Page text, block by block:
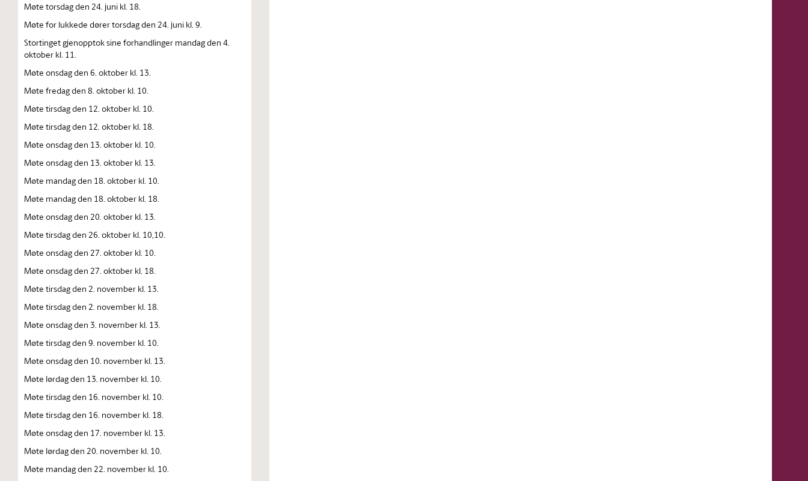
Møte torsdag den 24. juni kl. 18.
Møte for lukkede dører torsdag den 24. juni kl. 9.
Stortinget gjenopptok sine forhandlinger mandag den 4.
oktober kl. 11.
Møte onsdag den 6. oktober kl. 13.
Møte fredag den 8. oktober kl. 10.
Møte tirsdag den 12. oktober kl. 10.
Møte tirsdag den 12. oktober kl. 18.
Møte onsdag den 13. oktober kl. 10.
Møte onsdag den 13. oktober kl. 13.
Møte mandag den 18. oktober kl. 10.
Møte mandag den 18. oktober kl. 18.
Møte onsdag den 20. oktober kl. 13.
Møte tirsdag den 26. oktober kl. 10,10.
Møte onsdag den 27. oktober kl. 10.
Møte onsdag den 27. oktober kl. 18.
Møte tirsdag den 2. november kl. 13.
Møte tirsdag den 2. november kl. 18.
Møte onsdag den 3. november kl. 13.
Møte tirsdag den 9. november kl. 10.
Møte onsdag den 10. november kl. 13.
Møte lørdag den 13. november kl. 10.
Møte tirsdag den 16. november kl. 10.
Møte tirsdag den 16. november kl. 18.
Møte onsdag den 17. november kl. 13.
Møte lørdag den 20. november kl. 10.
Møte mandag den 22. november kl. 10.